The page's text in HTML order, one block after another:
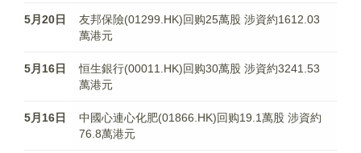
5月20日
友邦保險(01299.HK)回购25萬股 涉資約1612.03
萬港元
5月16日
恒生銀行(00011.HK)回购30萬股 涉資約3241.53
萬港元
5月16日
中國心連心化肥(01866.HK)回购19.1萬股 涉資約
76.8萬港元